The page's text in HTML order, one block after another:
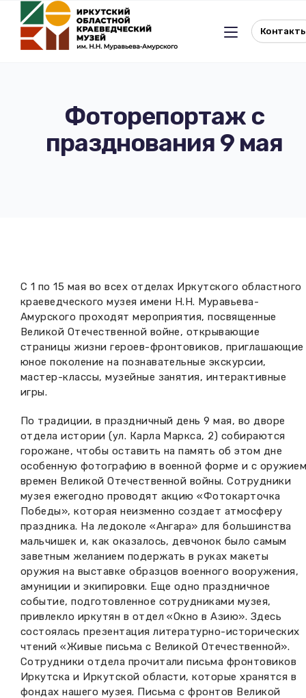
Льготное посещение музея
Виртуальный музей
Вакансии музея
Независимая оценка
Научные издания
Новости
Прейскурант
Фонды и коллекции
Партнеры
Дирекция
Окно в Азию
Ледокол Ангара
Музей В.Г. Распутина
Научно-фондовый отдел
Документы
Музеи региона
Повышение квалификации
Отчетность
Профессиональные мероприятия
Фоторепортаж с
празднования 9 мая
С 1 по 15 мая во всех отделах Иркутского областного
краеведческого музея имени Н.Н. Муравьева-
Амурского проходят мероприятия, посвященные
Великой Отечественной войне, открывающие
страницы жизни героев-фронтовиков, приглашающие
юное поколение на познавательные экскурсии,
мастер-классы, музейные занятия, интерактивные
игры.
По традиции, в праздничный день 9 мая, во дворе
отдела истории (ул. Карла Маркса, 2) собираются
горожане, чтобы оставить на память об этом дне
особенную фотографию в военной форме и с
времен Великой Отечественной войны. Сотрудники
музея ежегодно проводят акцию «Фотокарточка
Победы», которая неизменно создает атмосферу
праздника. На ледоколе «Ангара» для большинства
мальчишек и, как оказалось, девчонок было самым
заветным желанием подержать в руках макеты
оружия на выставке образцов военного вооружения,
амуниции и экипировки. Еще одно праздничное
событие, подготовленное сотрудниками музея,
привлекло иркутян в отдел «Окно в Азию». Здесь
состоялась презентация литературно-исторических
чтений «Живые письма с Великой Отечественной».
Сотрудники отдела прочитали письма фронтовиков
Иркутска и Иркутской области, которые хранятся в
фондах нашего музея. Письма с фронтов Великой